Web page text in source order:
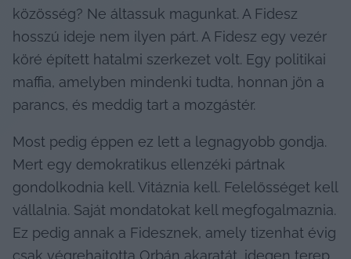
közösség? Ne áltassuk magunkat. A Fidesz
hosszú ideje nem ilyen párt. A Fidesz egy vezér
köré épített hatalmi szerkezet volt. Egy politikai
maffia, amelyben mindenki tudta, honnan jön a
parancs, és meddig tart a mozgástér.
Most pedig éppen ez lett a legnagyobb gondja.
Mert egy demokratikus ellenzéki pártnak
gondolkodnia kell. Vitáznia kell. Felelősséget kell
vállalnia. Saját mondatokat kell megfogalmaznia.
Ez pedig annak a Fidesznek, amely tizenhat évig
csak végrehajtotta Orbán akaratát, idegen terep.